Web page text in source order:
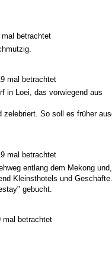
betrachtet
mal betrachtet
in Loei, das vorwiegend aus
zelebriert. So soll es früher
mal betrachtet
entlang dem Mekong
Kleinsthotels und
gebucht.
mal betrachtet